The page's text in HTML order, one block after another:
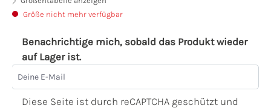
Größe nicht mehr verfügbar
Benachrichtige mich, sobald das Produkt wieder
auf Lager ist.
Deine E-Mail
Diese Seite ist durch reCAPTCHA geschützt und